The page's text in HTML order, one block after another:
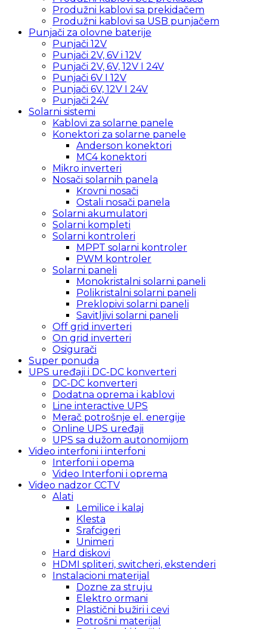
Produžni kablovi sa prekidačem
Produžni kablovi sa USB punjačem
Punjači za olovne baterije
Punjači 12V
Punjači 2V, 6V i 12V
Punjači 2V, 6V, 12V I 24V
Punjači 6V I 12V
Punjači 6V, 12V I 24V
Punjači 24V
Solarni sistemi
Kablovi za solarne panele
Konektori za solarne panele
Anderson konektori
MC4 konektori
Mikro inverteri
Nosači solarnih panela
Krovni nosači
Ostali nosači panela
Solarni akumulatori
Solarni kompleti
Solarni kontroleri
MPPT solarni kontroler
PWM kontroler
Solarni paneli
Monokristalni solarni paneli
Polikristalni solarni paneli
Preklopivi solarni paneli
Savitljivi solarni paneli
Off grid inverteri
On grid inverteri
Osigurači
Super ponuda
UPS uređaji i DC-DC konverteri
DC-DC konverteri
Dodatna oprema i kablovi
Line interactive UPS
Merač potrošnje el. energije
Online UPS uređaji
UPS sa dužom autonomijom
Video interfoni i interfoni
Interfoni i opema
Video Interfoni i oprema
Video nadzor CCTV
Alati
Lemilice i kalaj
Klesta
Srafcigeri
Unimeri
Hard diskovi
HDMI spliteri, switcheri, ekstenderi
Instalacioni materijal
Dozne za struju
Elektro ormani
Plastični bužiri i cevi
Potrošni materijal